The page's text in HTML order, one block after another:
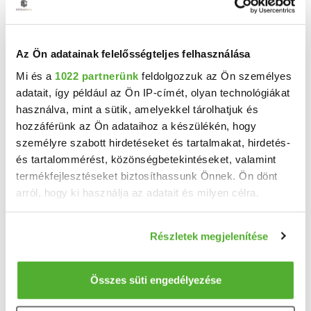
Az Ön adatainak felelősségteljes felhasználása
Mi és a 1022 partnerünk feldolgozzuk az Ön személyes
adatait, így például az Ön IP-címét, olyan technológiákat
használva, mint a sütik, amelyekkel tárolhatjuk és
hozzáférünk az Ön adataihoz a készülékén, hogy
személyre szabott hirdetéseket és tartalmakat, hirdetés-
és tartalommérést, közönségbetekintéseket, valamint
termékfejlesztéseket biztosíthassunk Önnek. Ön dönt
arról, hogy ki használja az adatait és milyen célra.
Információgyűjtés az Ön földrajzi elhelyezkedéséről
pár méteres pontossággal
Az Ön készülékén beazonosítása annak konkrét
Részletek megjelenítése
Összes süti engedélyezése
400 M Ft 1 089 918 Ft/m
Tihany - Eladó családi ház